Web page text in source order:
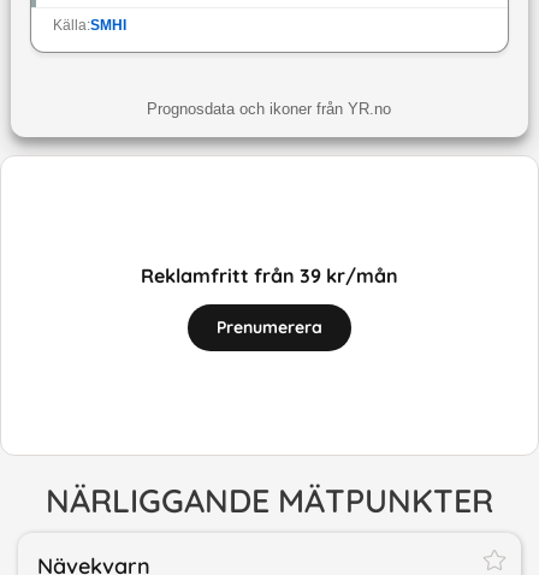
Källa:SMHI
Prognosdata och ikoner från YR.no
Reklamfritt från 39 kr/mån
Prenumerera
NÄRLIGGANDE MÄTPUNKTER
Nävekvarn